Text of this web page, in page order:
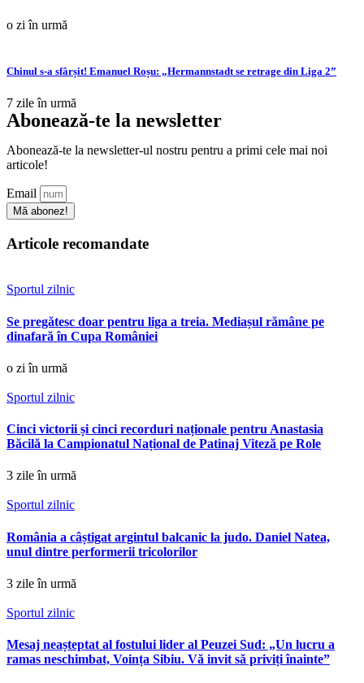
o zi în urmă
Chinul s-a sfârșit! Emanuel Roșu: „Hermannstadt se retrage din Liga 2”
7 zile în urmă
Abonează-te la newsletter
Abonează-te la newsletter-ul nostru pentru a primi cele mai noi
articole!
Email
Mă abonez!
Articole recomandate
Sportul zilnic
Se pregătesc doar pentru liga a treia. Mediașul rămâne pe
dinafară în Cupa României
o zi în urmă
Sportul zilnic
Cinci victorii și cinci recorduri naționale pentru Anastasia
Băcilă la Campionatul Național de Patinaj Viteză pe Role
3 zile în urmă
Sportul zilnic
România a câștigat argintul balcanic la judo. Daniel Natea,
unul dintre performerii tricolorilor
3 zile în urmă
Sportul zilnic
Mesaj neașteptat al fostului lider al Peuzei Sud: „Un lucru a
ramas neschimbat, Voința Sibiu. Vă invit să priviți înainte”